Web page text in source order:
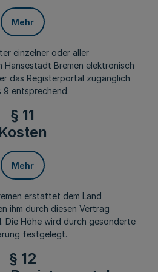
Mehr
einzelner oder aller
Hansestadt Bremen elektronisch
das Registerportal zugänglich
9 entsprechend.
§ 11
Kosten
Mehr
erstattet dem Land
ihm durch diesen Vertrag
Die Höhe wird durch gesonderte
festgelegt.
§ 12